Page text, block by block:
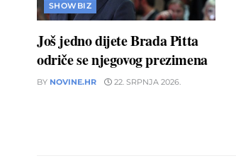
SHOWBIZ
Još jedno dijete Brada Pitta
odriče se njegovog prezimena
BY NOVINE.HR 22. SRPNJA 2026.